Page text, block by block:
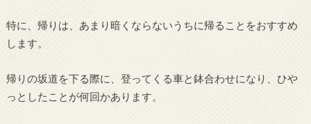
特に、帰りは、あまり暗くならないうちに帰ることをおすすめ
します。
帰りの坂道を下る際に、登ってくる車と鉢合わせになり、ひや
っとしたことが何回かあります。